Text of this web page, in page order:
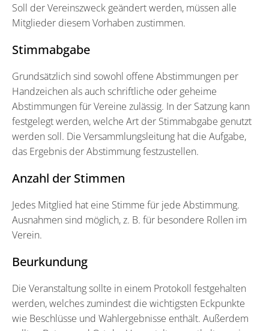
Soll der Vereinszweck geändert werden, müssen alle
Mitglieder diesem Vorhaben zustimmen.
Stimmabgabe
Grundsätzlich sind sowohl offene Abstimmungen per
Handzeichen als auch schriftliche oder geheime
Abstimmungen für Vereine zulässig. In der Satzung kann
festgelegt werden, welche Art der Stimmabgabe genutzt
werden soll. Die Versammlungsleitung hat die Aufgabe,
das Ergebnis der Abstimmung festzustellen.
Anzahl der Stimmen
Jedes Mitglied hat eine Stimme für jede Abstimmung.
Ausnahmen sind möglich, z. B. für besondere Rollen im
Verein.
Beurkundung
Die Veranstaltung sollte in einem Protokoll festgehalten
werden, welches zumindest die wichtigsten Eckpunkte
wie Beschlüsse und Wahlergebnisse enthält. Außerdem